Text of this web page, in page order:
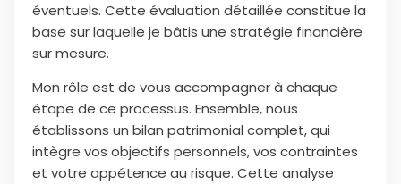
éventuels. Cette évaluation détaillée constitue la
base sur laquelle je bâtis une stratégie financière
sur mesure.
Mon rôle est de vous accompagner à chaque
étape de ce processus. Ensemble, nous
établissons un bilan patrimonial complet, qui
intègre vos objectifs personnels, vos contraintes
et votre appétence au risque. Cette analyse